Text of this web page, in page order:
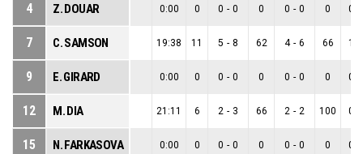
4 Z. DOUAR 0:00 0 0 - 0 0 0 - 0 0 0
7 C. SAMSON 19:38 11 5 - 8 62 4 - 6 66 1
9 E. GIRARD 0:00 0 0 - 0 0 0 - 0 0 0
12 M. DIA 21:11 6 2 - 3 66 2 - 2 100 0
15 N. FARKASOVA 0:00 0 0 - 0 0 0 - 0 0 0